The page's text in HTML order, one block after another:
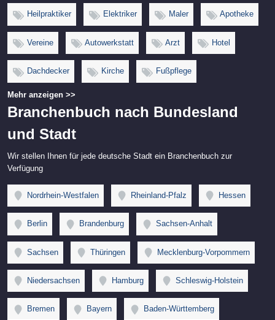
Heilpraktiker Elektriker Maler Apotheke
Vereine Autowerkstatt Arzt Hotel
Dachdecker Kirche Fußpflege
Mehr anzeigen >>
Branchenbuch nach Bundesland
und Stadt
Wir stellen Ihnen für jede deutsche Stadt ein Branchenbuch zur
Verfügung
Nordrhein-Westfalen Rheinland-Pfalz Hessen
Berlin Brandenburg Sachsen-Anhalt
Sachsen Thüringen Mecklenburg-Vorpommern
Niedersachsen Hamburg Schleswig-Holstein
Bremen Bayern Baden-Württemberg